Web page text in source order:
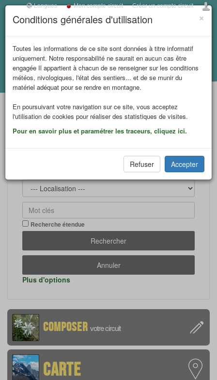
×
Conditions générales d'utilisation
Toutes les informations de ce site sont données à titre informatif
uniquement. Notre responsabilité ne saurait en aucun cas être
engagée Il appartient à chacun de se renseigner sur les conditions
météos, nivologiques, l'état des sentiers... et de se munir du
matériel adéquat pour se rendre en montagne.
En poursuivant votre navigation sur ce site, vous acceptez
l'utilisation de cookies pour réaliser des statistiques de visites.
Pour en savoir plus et paramétrer les traceurs, cliquez ici.
Refuser Accepter
Langues Mon compte circuit Créer un compte circuit
MASSIF DES ECRINS
Accueil
Recherche étendue
Rechercher
Annuler
Plus d'options
Composer votre circuit
Carte